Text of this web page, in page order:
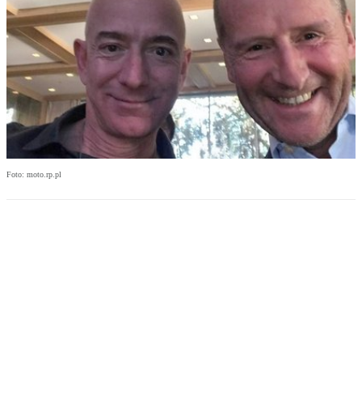
Foto: moto.rp.pl